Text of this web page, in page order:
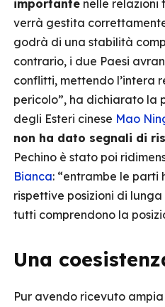
importante nelle relazioni
verrà gestita
godrà di una stabilità
contrario, i due Paesi
conflitti, mettendo l’intera
pericolo”, ha dichiarato la
degli Esteri cinese Mao
non ha dato segnali di
Pechino è stato poi
Bianca: “entrambe le parti
rispettive posizioni di
tutti comprendono la
Una
Pur avendo ricevuto